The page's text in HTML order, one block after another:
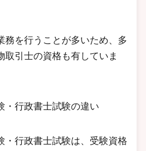
務を行うことが多いため、多
取引士の資格も有していま
・行政書士試験の違い
・行政書士試験は、受験資格